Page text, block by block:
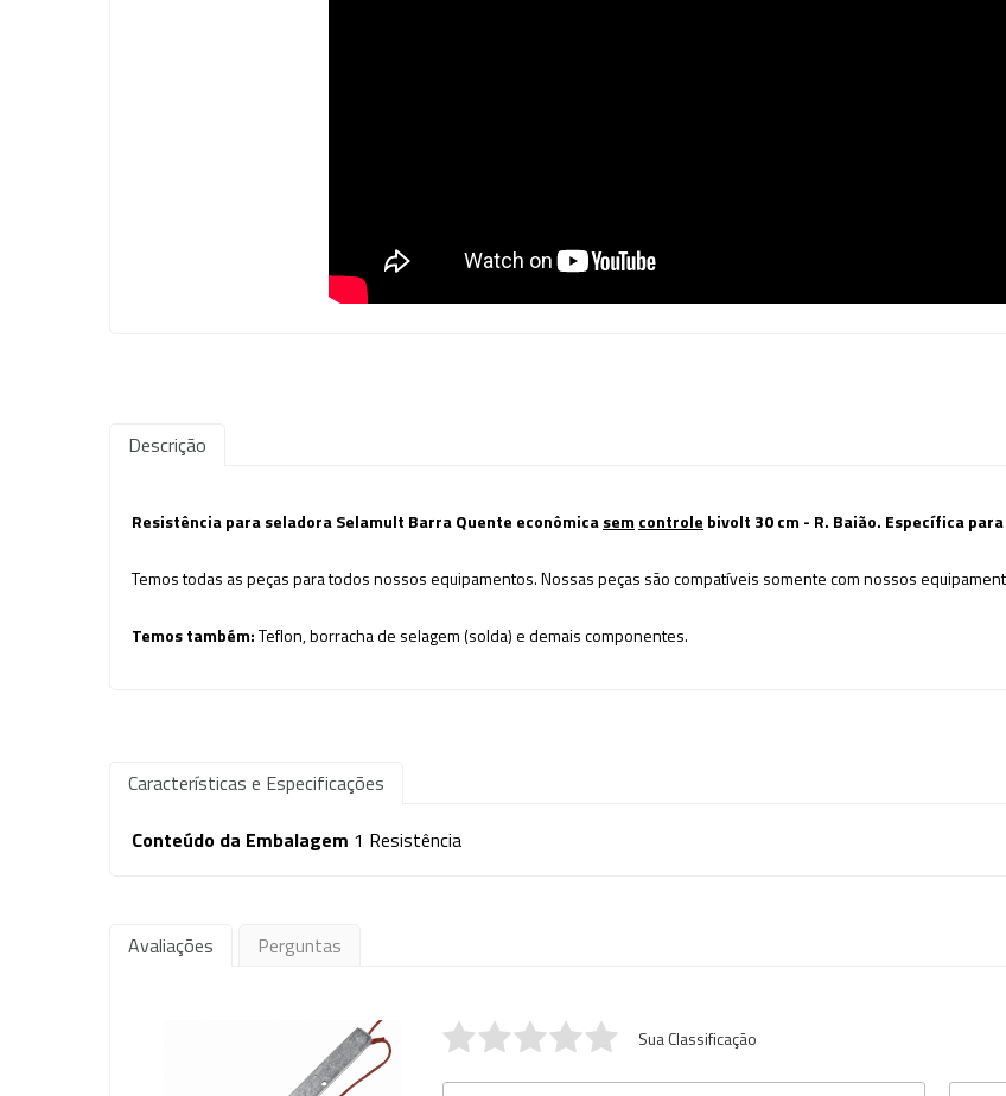
Descrição
Resistência para seladora Selamult Barra Quente econômicasemcontrole bivolt 30 cm - R. Baião. Específica
Temos todas as peças para todos nossos equipamentos. Nossas peças são compatíveis somente com nossos
Temos também:Teflon, borracha de selagem (solda) e demais componentes.
Características e Especificações
Conteúdo da Embalagem 1 Resistência
Avaliações Perguntas
Sua Classificação